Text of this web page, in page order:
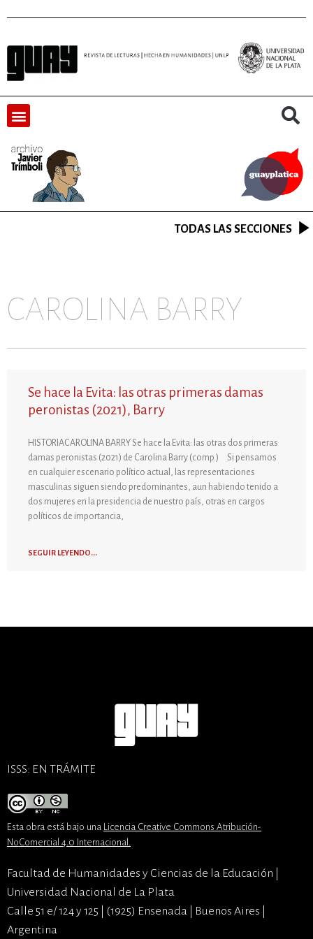
TODAS LAS SECCIONES
CAROLINA BARRY
Se hace la Evita: las otras primeras damas
peronistas (2021), Barry
HISTORIACAROLINA BARRY Se hace la Evita: las otras dos primeras
damas peronistas (2021) de Carolina Barry (comp.) Si pensamos
en cualquier escenario político actual, las representaciones
masculinas siguen siendo predominantes, aun habiendo tenido a
dos mujeres en la presidencia de nuestro país, otras en cargos
políticos de importancia,
SEGUIR LEYENDO...
ISSS: EN TRÁMITE
Esta obra está bajo una Licencia Creative Commons Atribución-
NoComercial 4.0 Internacional .
Facultad de Humanidades y Ciencias de la Educación |
Universidad Nacional de La Plata
Calle 51 e/ 124 y 125 | (1925) Ensenada | Buenos Aires |
Argentina